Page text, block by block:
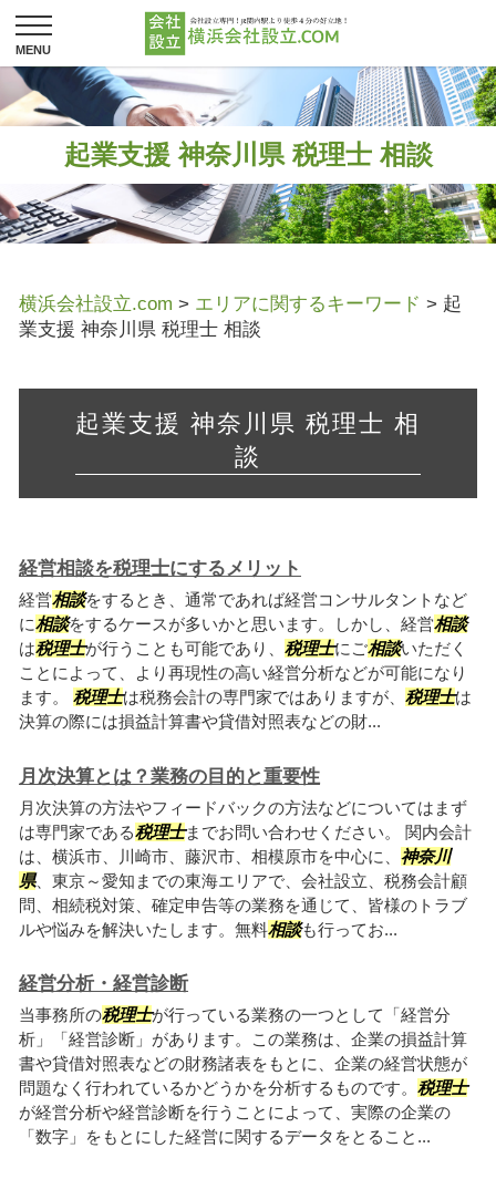
起業支援 神奈川県 税理士 相談
横浜会社設立.com > エリアに関するキーワード > 起
業支援 神奈川県 税理士 相談
起業支援 神奈川県 税理士 相
談
経営相談を税理士にするメリット
経営相談をするとき、通常であれば経営コンサルタントなど
に相談をするケースが多いかと思います。しかし、経営相談
は税理士が行うことも可能であり、 税理士にご相談いただく
ことによって、より再現性の高い経営分析などが可能になり
ます。 税理士は税務会計の専門家ではありますが、 税理士は
決算の際には損益計算書や貸借対照表などの財...
月次決算とは？業務の目的と重要性
月次決算の方法やフィードバックの方法などについてはまず
は専門家である税理士までお問い合わせください。 関内会計
は、横浜市、川崎市、藤沢市、相模原市を中心に、 神奈川
県、東京～愛知までの東海エリアで、会社設立、税務会計顧
問、相続税対策、確定申告等の業務を通じて、皆様のトラブ
ルや悩みを解決いたします。無料相談も行ってお...
経営分析・経営診断
当事務所の税理士が行っている業務の一つとして「経営分
析」「経営診断」があります。この業務は、企業の損益計算
書や貸借対照表などの財務諸表をもとに、企業の経営状態が
問題なく行われているかどうかを分析するものです。 税理士
が経営分析や経営診断を行うことによって、実際の企業の
「数字」をもとにした経営に関するデータをとること...